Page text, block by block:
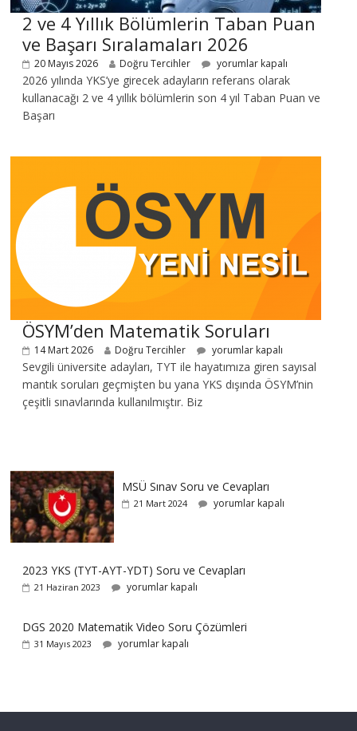
2 ve 4 Yıllık Bölümlerin Taban Puan
ve Başarı Sıralamaları 2026
20 Mayıs 2026 Doğru Tercihler yorumlar kapalı
2026 yılında YKS’ye girecek adayların referans olarak
kullanacağı 2 ve 4 yıllık bölümlerin son 4 yıl Taban Puan ve
Başarı
ÖSYM’den Matematik Soruları
14 Mart 2026 Doğru Tercihler yorumlar kapalı
Sevgili üniversite adayları, TYT ile hayatımıza giren sayısal
mantık soruları geçmişten bu yana YKS dışında ÖSYM’nin
çeşitli sınavlarında kullanılmıştır. Biz
MSÜ Sınav Soru ve Cevapları
21 Mart 2024 yorumlar kapalı
2023 YKS (TYT-AYT-YDT) Soru ve Cevapları
21 Haziran 2023 yorumlar kapalı
DGS 2020 Matematik Video Soru Çözümleri
31 Mayıs 2023 yorumlar kapalı